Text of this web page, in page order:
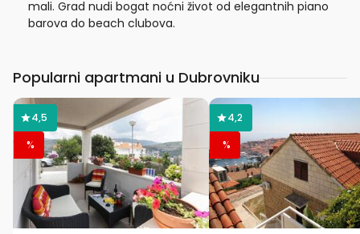
mali. Grad nudi bogat noćni život od elegantnih piano
barova do beach clubova.
Popularni apartmani u Dubrovniku
4,5
%
4,2
%